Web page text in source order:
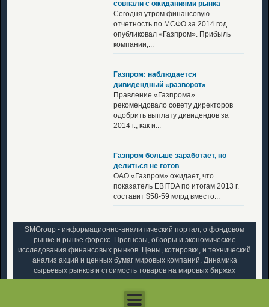
совпали с ожиданиями рынка
Сегодня утром финансовую
отчетность по МСФО за 2014 год
опубликовал «Газпром». Прибыль
компании,...
Газпром: наблюдается
дивидендный «разворот»
Правление «Газпрома»
рекомендовало совету директоров
одобрить выплату дивидендов за
2014 г., как и...
Газпром больше заработает, но
делиться не готов
ОАО «Газпром» ожидает, что
показатель EBITDA по итогам 2013 г.
составит $58-59 млрд вместо...
SMGroup - информационно-аналитический портал, о фондовом
рынке и рынке форекс. Прогнозы, обзоры и экономические
исследования финансовых рынков. Цены, котировки, и технический
анализ акций и ценных бумаг мировых компаний. Динамика
сырьевых рынков и стоимость товаров на мировых биржах